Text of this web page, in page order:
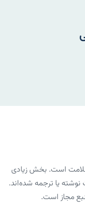
است. بخش زیادی
یا ترجمه شده‌اند.
مجاز است.